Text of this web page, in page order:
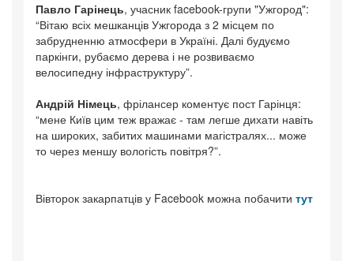
Павло Гарінець, учасник facebook-групи "Ужгород":
“Вітаю всіх мешканців Ужгорода з 2 місцем по
забрудненню атмосфери в Україні. Далі будуємо
паркінги, рубаємо дерева і не розвиваємо
велосипедну інфраструктуру”.
Андрій Німець, фрілансер коментує пост Гарінця:
“мене Київ цим теж вражає - там легше дихати навіть
на широких, забитих машинами магістралях... може
то через меншу вологість повітря?”.
Вівторок закарпатців у Facebook можна побачити тут